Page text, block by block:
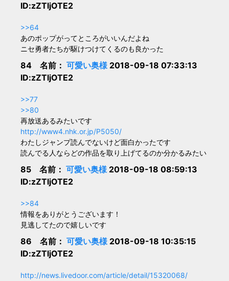
ID:zZTljOTE2
>>64
あのポップがってところがいいんだよね
ニセ勇者たちが駆けつけてくるのも良かった
84 名前： 可愛い奥様2018-09-18 07:33:13
ID:zZTljOTE2
>>77
>>80
再放送あるみたいです
http://www4.nhk.or.jp/P5050/
わたしジャンプ読んでないけど面白かったです
読んでる人ならどの作品を取り上げてるのか分かるみたい
85 名前： 可愛い奥様2018-09-18 08:59:13
ID:zZTljOTE2
>>84
情報をありがとうございます！
見逃してたので嬉しいです
86 名前： 可愛い奥様2018-09-18 10:35:15
ID:zZTljOTE2
http://news.livedoor.com/article/detail/15320068/